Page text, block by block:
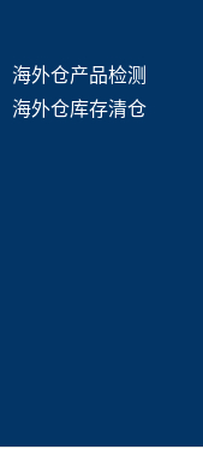
海外仓产品检测
海外仓库存清仓